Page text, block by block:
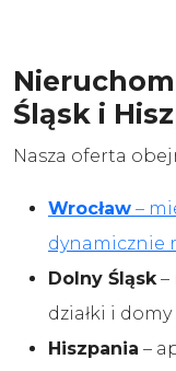
Śląsk i
Nasza oferta
Wrocław –
dynamicznie
Dolny Śląsk –
działki i domy
Hiszpania –